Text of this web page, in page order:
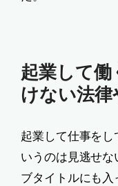
起業して
けない法律
起業して仕事を
いうのは見逃せ
ブタイトルにも入